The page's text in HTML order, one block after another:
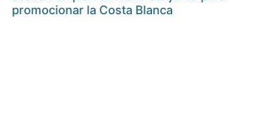
promocionar la Costa Blanca